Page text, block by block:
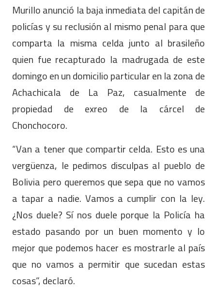
Murillo anunció la baja inmediata del capitán de
policías y su reclusión al mismo penal para que
comparta la misma celda junto al brasileño
quien fue recapturado la madrugada de este
domingo en un domicilio particular en la zona de
Achachicala de La Paz, casualmente de
propiedad de exreo de la cárcel de
Chonchocoro.
“Van a tener que compartir celda. Esto es una
vergüenza, le pedimos disculpas al pueblo de
Bolivia pero queremos que sepa que no vamos
a tapar a nadie. Vamos a cumplir con la ley.
¿Nos duele? Sí nos duele porque la Policía ha
estado pasando por un buen momento y lo
mejor que podemos hacer es mostrarle al país
que no vamos a permitir que sucedan estas
cosas”, declaró.